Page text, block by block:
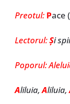
Preotul: Pace (
Lectorul:Şi
Poporul:
Aliluia,Aliluia,